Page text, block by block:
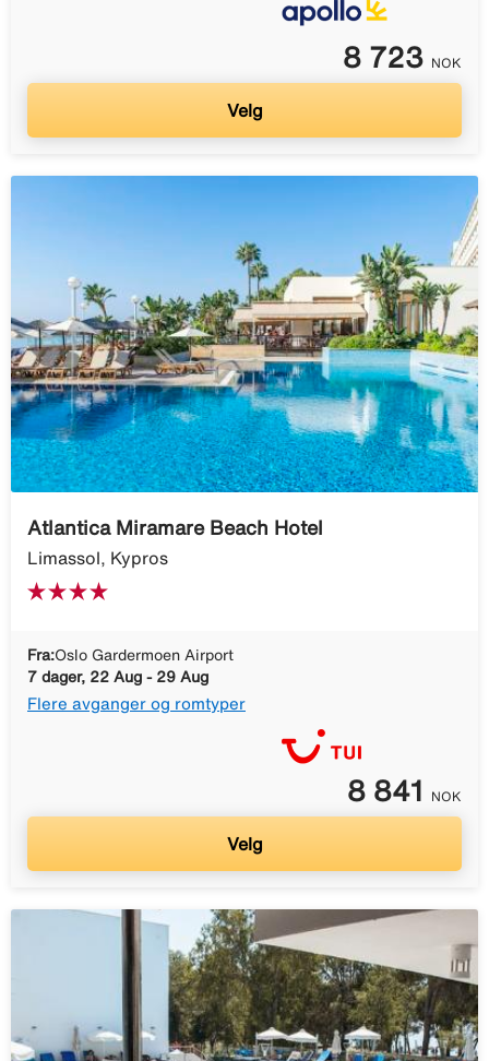
8 723 NOK
Velg
Atlantica Miramare Beach Hotel
Limassol, Kypros
Fra:Oslo Gardermoen Airport
7 dager, 22 Aug - 29 Aug
Flere avganger og romtyper
8 841 NOK
Velg